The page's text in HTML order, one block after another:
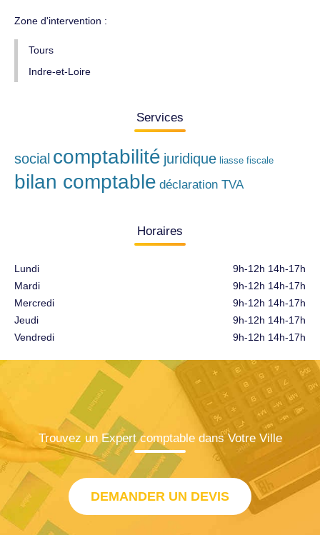
Zone d'intervention :
Tours
Indre-et-Loire
Services
social comptabilité juridique liasse fiscale
bilan comptable déclaration TVA
Horaires
Lundi
Mardi
Mercredi
Jeudi
Vendredi
9h-12h 14h-17h
9h-12h 14h-17h
9h-12h 14h-17h
9h-12h 14h-17h
9h-12h 14h-17h
Trouvez un Expert comptable dans Votre Ville
DEMANDER UN DEVIS